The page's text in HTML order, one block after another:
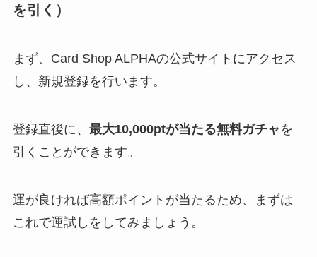
を引く）
まず、Card Shop ALPHAの公式サイトにアクセス
し、新規登録を行います。
登録直後に、 最大10,000ptが当たる無料ガチャ を
引くことができます。
運が良ければ高額ポイントが当たるため、まずは
これで運試しをしてみましょう。